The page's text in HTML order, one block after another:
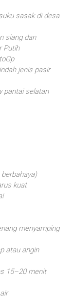
sasak di desa
siang dan
Putih
jenis pasir
pantai selatan
kuat
menyamping
atau angin
15–20 menit